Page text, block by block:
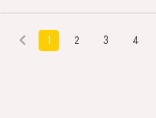
1 2 3 4